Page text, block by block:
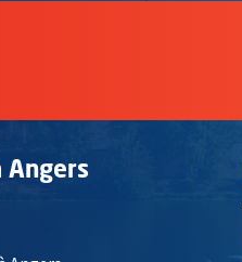
Angers